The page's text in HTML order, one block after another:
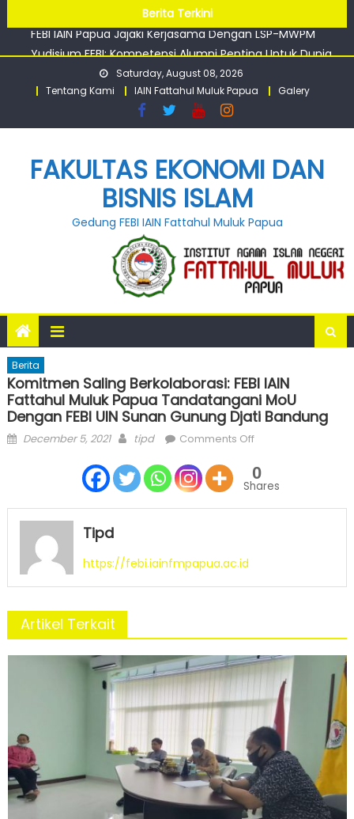
to
content
Berita Terkini
Papua Perkuat Silaturahmi antar Civitas
FEBI IAIN Papua Jajaki Kerjasama Dengan LSP-MWPM
Yudisium FEBI: Kompetensi Alumni Penting Untuk Dunia
Saturday, August 08, 2026
Tentang Kami
IAIN Fattahul Muluk Papua Galery
FAKULTAS EKONOMI DAN
BISNIS ISLAM
Gedung FEBI IAIN Fattahul Muluk Papua
Berita
Komitmen Saling Berkolaborasi: FEBI IAIN
Fattahul Muluk Papua Tandatangani MoU
Dengan FEBI UIN Sunan Gunung Djati Bandung
Posted
December 5, 2021 Author
tipd Comments Offon
saling
berkolaborasi:
FEBI
Papua
dengan
FEBI
UIN
Sunan
Gunung
Djati
Bandung
0
Shares
Tipd
https://febi.iainfmpapua.ac.id
Artikel Terkait